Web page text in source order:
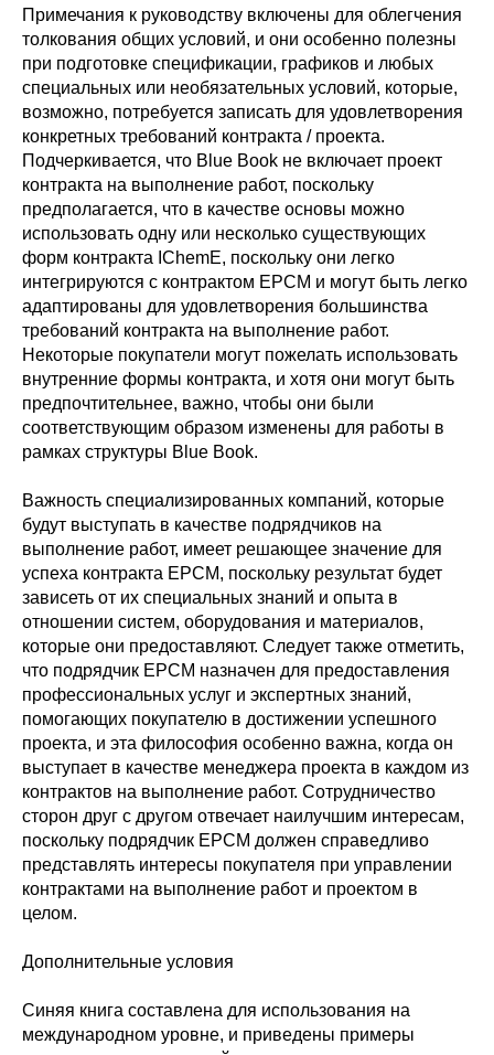
Примечания к руководству включены для облегчения
толкования общих условий, и они особенно полезны
при подготовке спецификации, графиков и любых
специальных или необязательных условий, которые,
возможно, потребуется записать для удовлетворения
конкретных требований контракта / проекта.
Подчеркивается, что Blue Book не включает проект
контракта на выполнение работ, поскольку
предполагается, что в качестве основы можно
использовать одну или несколько существующих
форм контракта IChemE, поскольку они легко
интегрируются с контрактом EPCM и могут быть легко
адаптированы для удовлетворения большинства
требований контракта на выполнение работ.
Некоторые покупатели могут пожелать использовать
внутренние формы контракта, и хотя они могут быть
предпочтительнее, важно, чтобы они были
соответствующим образом изменены для работы в
рамках структуры Blue Book.
Важность специализированных компаний, которые
будут выступать в качестве подрядчиков на
выполнение работ, имеет решающее значение для
успеха контракта EPCM, поскольку результат будет
зависеть от их специальных знаний и опыта в
отношении систем, оборудования и материалов,
которые они предоставляют. Следует также отметить,
что подрядчик EPCM назначен для предоставления
профессиональных услуг и экспертных знаний,
помогающих покупателю в достижении успешного
проекта, и эта философия особенно важна, когда он
выступает в качестве менеджера проекта в каждом из
контрактов на выполнение работ. Сотрудничество
сторон друг с другом отвечает наилучшим интересам,
поскольку подрядчик EPCM должен справедливо
представлять интересы покупателя при управлении
контрактами на выполнение работ и проектом в
целом.
Дополнительные условия
Синяя книга составлена для использования на
международном уровне, и приведены примеры